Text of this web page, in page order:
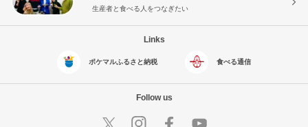
生産者と食べる人をつなぎたい
Links
ポケマルふるさと納税 食べる通信
Follow us